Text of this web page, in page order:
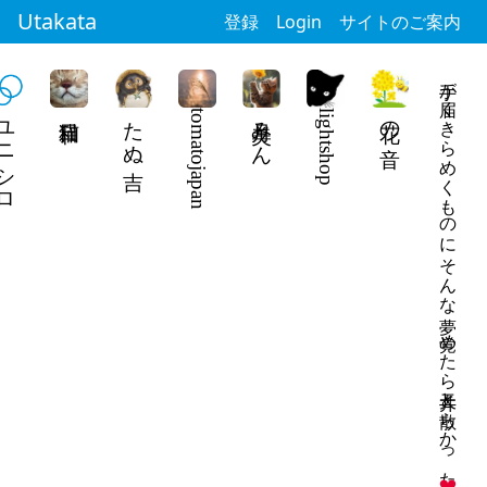
Utakata 登録 Login サイトのご案内
手が届くきらめくものにそんな夢 覚めたら天井と散らかった部屋
花の音
lightshop
美月みん
tomatojapan
たぬ吉
ロ